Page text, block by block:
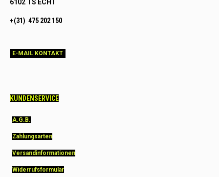
6102 TS ECHT
+(31) 475 202 150
E-MAIL KONTAKT
KUNDENSERVICE
A.G.B.
Zahlungsarten
Versandinformationen
Widerrufsformular